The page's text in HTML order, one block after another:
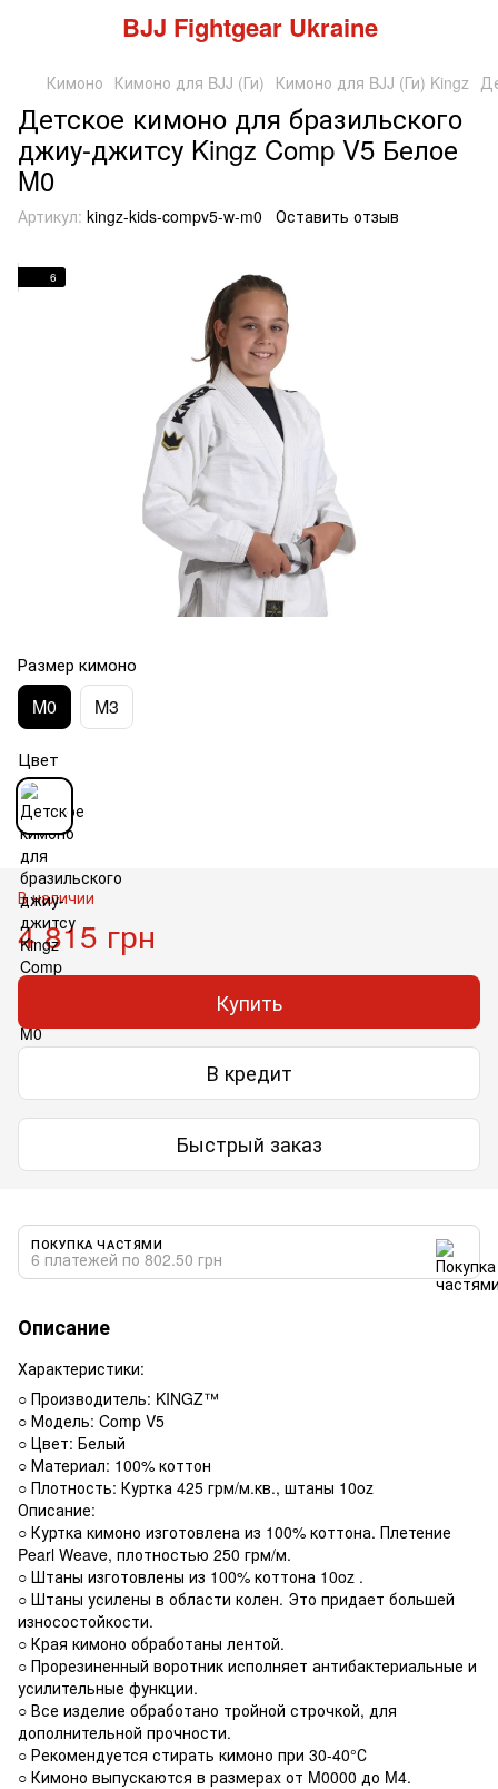
BJJ Fightgear Ukraine
Кимоно Кимоно для BJJ (Ги) Кимоно для BJJ (Ги) Kingz
Детское кимоно для бразильского
джиу-джитсу Kingz Comp V5 Белое
M0
Артикул: kingz-kids-compv5-w-m0 Оставить отзыв
6
Размер кимоно
M0 M3
Цвет
В наличии
4 815 грн
Купить
В кредит
Быстрый заказ
ПОКУПКА ЧАСТЯМИ
6 платежей по 802.50 грн
Описание
Характеристики:
○ Производитель: KINGZ™
○ Модель: Comp V5
○ Цвет: Белый
○ Материал: 100% коттон
○ Плотность: Куртка 425 грм/м.кв., штаны 10oz
Описание:
○ Куртка кимоно изготовлена из 100% коттона. Плетение
Pearl Weave, плотностью 250 грм/м.
○ Штаны изготовлены из 100% коттона 10oz .
○ Штаны усилены в области колен. Это придает большей
износостойкости.
○ Края кимоно обработаны лентой.
○ Прорезиненный воротник исполняет антибактериальные и
усилительные функции.
○ Все изделие обработано тройной строчкой, для
дополнительной прочности.
○ Рекомендуется стирать кимоно при 30-40°С
○ Кимоно выпускаются в размерах от M0000 до M4.